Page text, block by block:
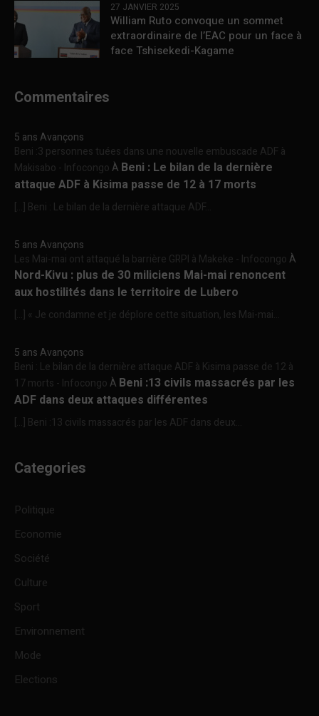
27 JANVIER 2025
William Ruto convoque un sommet
extraordinaire de l’EAC pour un face à
face Tshisekedi-Kagame
Commentaires
5 ans Avançons
Beni :3 personnes tuées dans une nouvelle embuscade ADF à
Makisabo - InfocongoÀ Beni : Le bilan de la dernière
attaque ADF à Kisima passe de 12 à 17 morts
[…] Beni : Le bilan de la dernière attaque ADF...
5 ans Avançons
Les Mai-mai ont attaqué la barrière GRPI à Makeke - InfocongoÀ
Nord-Kivu : plus de 30 miliciens Mai-mai renoncent
aux hostilités dans le territoire de Lubero
[…] « Je condamne et je déplore cette situation, les Mai-mai...
5 ans Avançons
Beni : Le bilan de la dernière attaque ADF à Kisima passe de 12 à
17 morts - InfocongoÀ Beni :13 civils massacrés par les
ADF dans deux attaques différentes
[…] Beni :13 civils massacrés par les ADF dans deux...
Categories
Politique
Economie
Société
Culture
Sport
Environnement
Mode
Elections